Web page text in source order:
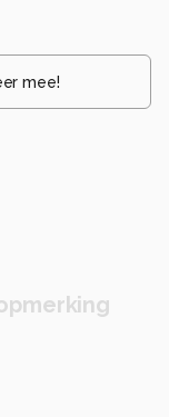
mee!